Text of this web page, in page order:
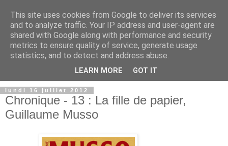
lundi 16 juillet 2012
Chronique - 13 : La fille de papier,
Guillaume Musso
This site uses cookies from Google to deliver its services
and to analyze traffic. Your IP address and user-agent are
shared with Google along with performance and security
metrics to ensure quality of service, generate usage
statistics, and to detect and address abuse.
LEARN MORE GOT IT